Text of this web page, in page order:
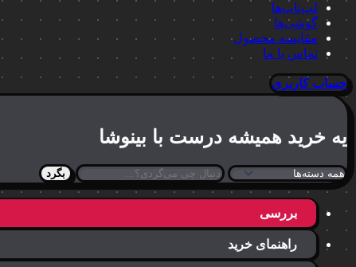
لپ‌تاپ‌ها
گوشی‌ها
مقایسه محصول
تماس با ما
حساب کاربری
یه خرید همیشه درست با بینوشا
بگرد
بررسی
راهنمای خرید